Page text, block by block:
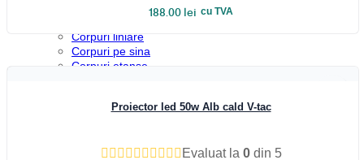
Emergenta si exit
Corpuri liniare
Corpuri pe sina
Corpuri etanse
Iluminat Industrial
Iluminat Industrial
188.00 lei cu TVA
Proiector led 50w Alb cald V-tac
Evaluat la 0din 5